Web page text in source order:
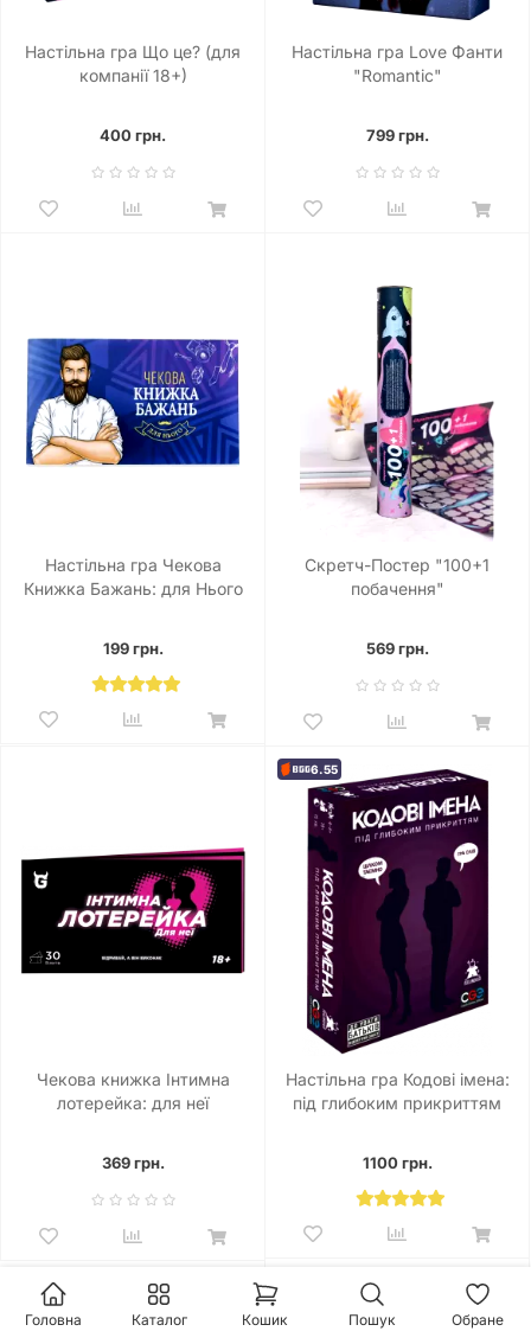
Настільна гра Що це? (для
компанії 18+)
400 грн.
Настільна гра Love Фанти
"Romantic"
799 грн.
Настільна гра Чекова
Книжка Бажань: для Нього
199 грн.
Скретч-Постер "100+1
побачення"
569 грн.
Чекова книжка Інтимна
лотерейка: для неї
369 грн.
6.55
Настільна гра Кодові імена:
під глибоким прикриттям
1100 грн.
Головна Каталог Кошик Пошук Обране